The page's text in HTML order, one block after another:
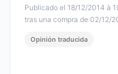
Publicado el 18/12/2014 à
tras una compra de 02/12/
Opinión traducida